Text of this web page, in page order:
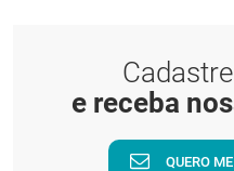
e receba
QUERO